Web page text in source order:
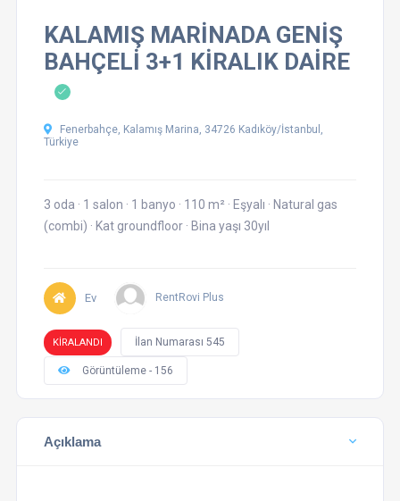
KALAMIŞ MARİNADA GENİŞ
BAHÇELİ 3+1 KİRALIK DAİRE
Fenerbahçe, Kalamış Marina, 34726 Kadıköy/İstanbul,
Türkiye
3 oda · 1 salon · 1 banyo · 110 m² · Eşyalı · Natural gas
(combi) · Kat groundfloor · Bina yaşı 30yıl
Ev RentRovi Plus
KİRALANDI İlan Numarası 545
Görüntüleme - 156
Açıklama